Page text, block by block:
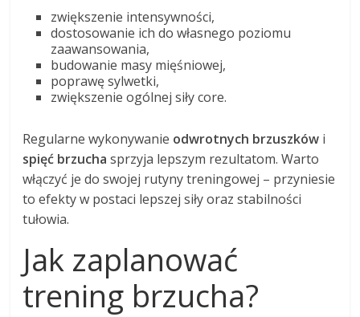
zwiększenie intensywności,
dostosowanie ich do własnego poziomu
zaawansowania,
budowanie masy mięśniowej,
poprawę sylwetki,
zwiększenie ogólnej siły core.
Regularne wykonywanie odwrotnych brzuszków i
spięć brzucha sprzyja lepszym rezultatom. Warto
włączyć je do swojej rutyny treningowej – przyniesie
to efekty w postaci lepszej siły oraz stabilności
tułowia.
Jak zaplanować
trening brzucha?